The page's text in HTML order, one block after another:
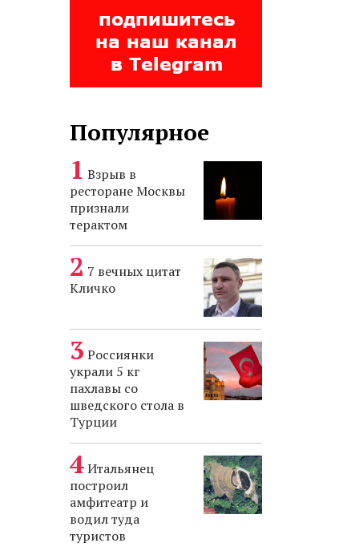
Популярное
Взрыв в
ресторане Москвы
признали
терактом
7 вечных цитат
Кличко
Россиянки
украли 5 кг
пахлавы со
шведского стола в
Турции
Итальянец
построил
амфитеатр и
водил туда
туристов